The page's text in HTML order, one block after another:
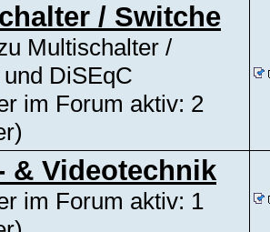
/ Switche
Multischalter /
DiSEqC
im Forum aktiv: 2
& Videotechnik
im Forum aktiv: 1